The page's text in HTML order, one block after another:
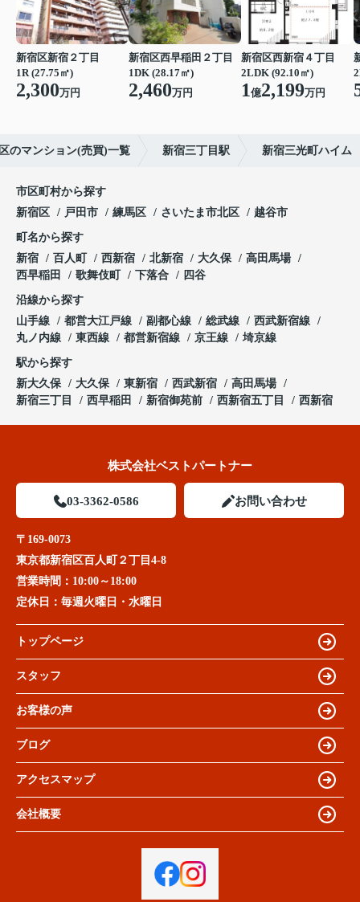
新宿区新宿２丁目
1R (27.75㎡)
2,300万円
新宿区西早稲田２丁目
1DK (28.17㎡)
2,460万円
新宿区西新宿４丁目
2LDK (92.10㎡)
1億2,199万円
のマンション(売買)一覧 新宿三丁目駅 新宿三光町ハイム
市区町村から探す
新宿区
戸田市 練馬区 さいたま市北区 越谷市
町名から探す
新宿
百人町 西新宿 北新宿 大久保
高田馬場
西早稲田
歌舞伎町 下落合 四谷
沿線から探す
山手線
都営大江戸線 副都心線 総武線
西武新宿線
丸ノ内線
東西線 都営新宿線 京王線 埼京線
駅から探す
新大久保
大久保 東新宿 西武新宿
高田馬場
新宿三丁目
西早稲田 新宿御苑前 西新宿五丁目 西新宿
株式会社ベストパートナー
03-3362-0586 お問い合わせ
〒169-0073
東京都新宿区百人町２丁目4-8
営業時間： 10:00～18:00
定休日： 毎週火曜日・水曜日
トップページ
スタッフ
お客様の声
ブログ
アクセスマップ
会社概要